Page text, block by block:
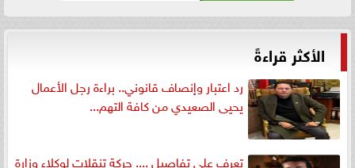
الأكثر قراءةً
رد اعتبار وإنصاف قانوني.. براءة رجل الأعمال
يحيى الصعيدي من كافة التهم...
تعرف على تفاصيل .... حركة تنقلات لوكلاء وزارة